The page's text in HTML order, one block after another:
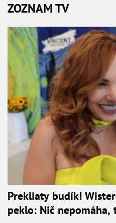
ZOZNAM TV
Prekliaty budík!
peklo: Nič